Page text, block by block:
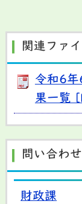
関連ファ
令和6
果一覧
問い合わ
財政課